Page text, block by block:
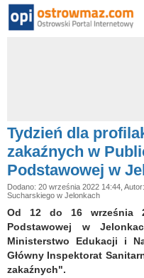
Tydzień dla
zakaźnych w
Podstawowej w
Dodano: 20 września 2022 14:44,
Sucharskiego w Jelonkach
Od 12 do 16 września
Podstawowej w
Ministerstwo Edukacji i
Główny Inspektorat
zakaźnych".